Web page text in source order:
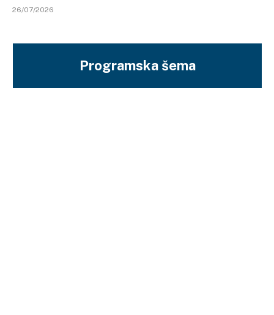
26/07/2026
Programska šema